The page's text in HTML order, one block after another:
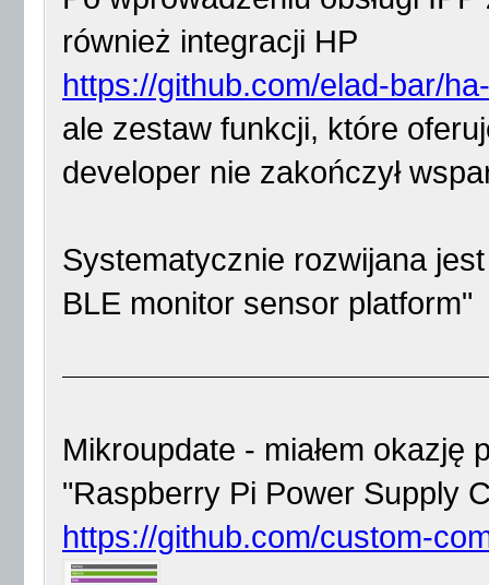
również integracji HP
https://github.com/elad-bar/
ale zestaw funkcji, które
developer nie zakończył
Systematycznie rozwijana
BLE monitor sensor platform"
Mikroupdate - miałem
"Raspberry Pi Power Supply
https://github.com/custom-